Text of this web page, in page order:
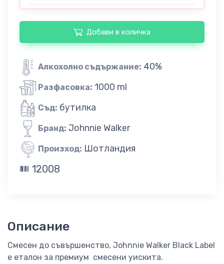
Добави в количка
Алкохолно съдържание: 40%
Разфасовка: 1000 ml
Съд: бутилка
Бранд: Johnnie Walker
Произход: Шотландия
12008
Описание
Смесен до съвършенство, Johnnie Walker Black Label
e еталон за премиум смесени уискита.